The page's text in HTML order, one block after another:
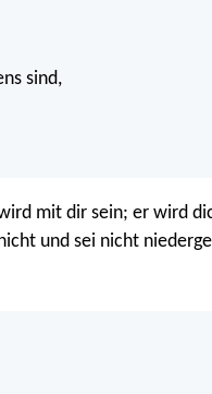
sind,
mit dir sein; er wird
und sei nicht